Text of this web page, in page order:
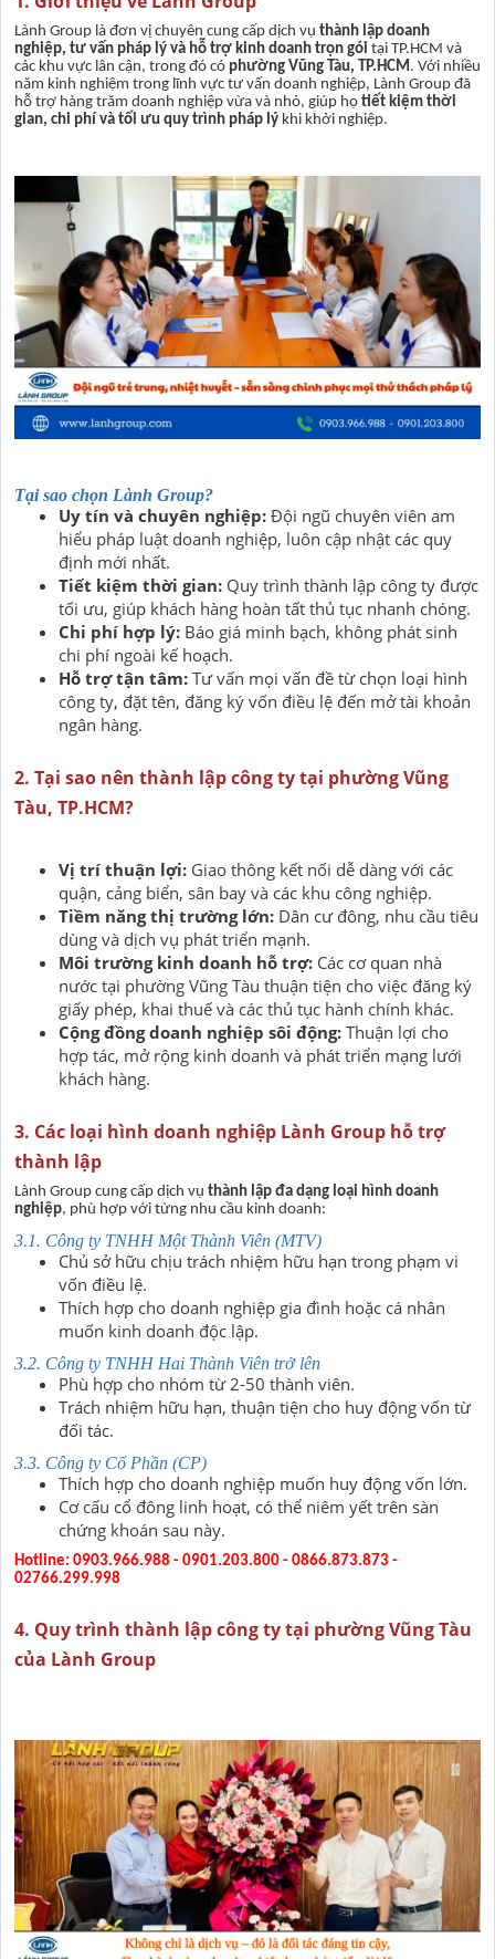
Lành Group là đơn vị chuyên cung cấp dịch vụ thành lập doanh
nghiệp, tư vấn pháp lý và hỗ trợ kinh doanh trọn gói tại TP.HCM và
các khu vực lân cận, trong đó có phường Vũng Tàu, TP.HCM . Với nhiều
năm kinh nghiệm trong lĩnh vực tư vấn doanh nghiệp, Lành Group đã
hỗ trợ hàng trăm doanh nghiệp vừa và nhỏ, giúp họ tiết kiệm thời
gian, chi phí và tối ưu quy trình pháp lý khi khởi nghiệp.
Tại sao chọn Lành Group?
Uy tín và chuyên nghiệp: Đội ngũ chuyên viên am
hiểu pháp luật doanh nghiệp, luôn cập nhật các quy
định mới nhất.
Tiết kiệm thời gian: Quy trình thành lập công ty được
tối ưu, giúp khách hàng hoàn tất thủ tục nhanh chóng.
Chi phí hợp lý: Báo giá minh bạch, không phát sinh
chi phí ngoài kế hoạch.
Hỗ trợ tận tâm: Tư vấn mọi vấn đề từ chọn loại hình
công ty, đặt tên, đăng ký vốn điều lệ đến mở tài khoản
ngân hàng.
2. Tại sao nên thành lập công ty tại phường Vũng
Tàu, TP.HCM?
Vị trí thuận lợi: Giao thông kết nối dễ dàng với các
quận, cảng biển, sân bay và các khu công nghiệp.
Tiềm năng thị trường lớn: Dân cư đông, nhu cầu tiêu
dùng và dịch vụ phát triển mạnh.
Môi trường kinh doanh hỗ trợ: Các cơ quan nhà
nước tại phường Vũng Tàu thuận tiện cho việc đăng ký
giấy phép, khai thuế và các thủ tục hành chính khác.
Cộng đồng doanh nghiệp sôi động: Thuận lợi cho
hợp tác, mở rộng kinh doanh và phát triển mạng lưới
khách hàng.
3. Các loại hình doanh nghiệp Lành Group hỗ trợ
thành lập
Lành Group cung cấp dịch vụ thành lập đa dạng loại hình doanh
nghiệp, phù hợp với từng nhu cầu kinh doanh:
3.1. Công ty TNHH Một Thành Viên (MTV)
Chủ sở hữu chịu trách nhiệm hữu hạn trong phạm vi
vốn điều lệ.
Thích hợp cho doanh nghiệp gia đình hoặc cá nhân
muốn kinh doanh độc lập.
3.2. Công ty TNHH Hai Thành Viên trở lên
Phù hợp cho nhóm từ 2-50 thành viên.
Trách nhiệm hữu hạn, thuận tiện cho huy động vốn từ
đối tác.
3.3. Công ty Cổ Phần (CP)
Thích hợp cho doanh nghiệp muốn huy động vốn lớn.
Cơ cấu cổ đông linh hoạt, có thể niêm yết trên sàn
chứng khoán sau này.
Hotline: 0903.966.988 - 0901.203.800 - 0866.873.873 -
02766.299.998
4. Quy trình thành lập công ty tại phường Vũng Tàu
của Lành Group